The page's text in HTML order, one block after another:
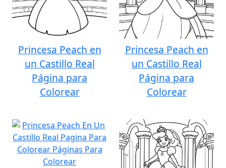
Princesa Peach en
un Castillo Real
Página para
Colorear
Princesa Peach en
un Castillo Real
Página para
Colorear